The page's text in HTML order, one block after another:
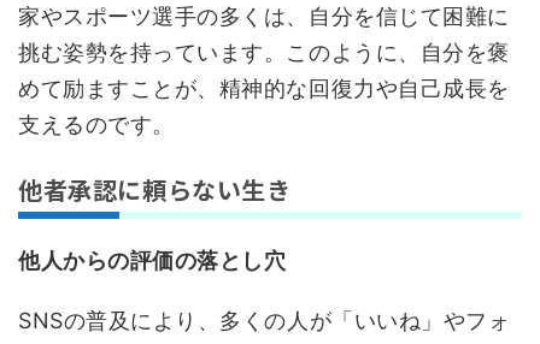
家やスポーツ選手の多くは、自分を信じて困難に
挑む姿勢を持っています。このように、自分を褒
めて励ますことが、精神的な回復力や自己成長を
支えるのです。
他者承認に頼らない生き
他人からの評価の落とし穴
SNSの普及により、多くの人が「いいね」やフォ